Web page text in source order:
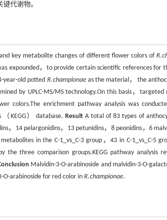
代谢物。
key metabolite changes of different flower colors of
expounded，to provide certain scientific references for
year-old potted R.championaeas the material， the
by UPLC-MS/MS technology.On this basis，
colors.The enrichment pathway analysis was
（KEGG） database. ResultA total of 83 types of
，14 pelargonidins，13 petunidins，8 peonidins，6
in the C-1_vs_C-3 group，43 in C-1_vs_C-5
the three comparison groups.KEGG pathway analysis
Malvidin-3-O-arabinoside and malvidin-3-O-
O-arabinoside for red color in R.championae.